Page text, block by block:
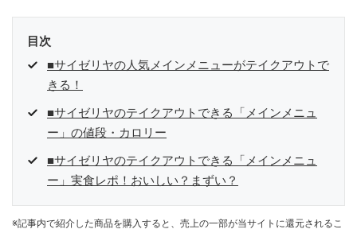
目次
■サイゼリヤの人気メインメニューがテイクアウトで
きる！
■サイゼリヤのテイクアウトできる「メインメニュ
ー」の値段・カロリー
■サイゼリヤのテイクアウトできる「メインメニュ
ー」実食レポ！おいしい？まずい？
※記事内で紹介した商品を購入すると、売上の一部が当サイトに還元されるこ